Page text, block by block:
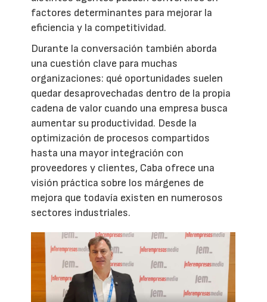
factores determinantes para mejorar la
eficiencia y la competitividad.
Durante la conversación también aborda
una cuestión clave para muchas
organizaciones: qué oportunidades suelen
quedar desaprovechadas dentro de la propia
cadena de valor cuando una empresa busca
aumentar su productividad. Desde la
optimización de procesos compartidos
hasta una mayor integración con
proveedores y clientes, Caba ofrece una
visión práctica sobre los márgenes de
mejora que todavía existen en numerosos
sectores industriales.